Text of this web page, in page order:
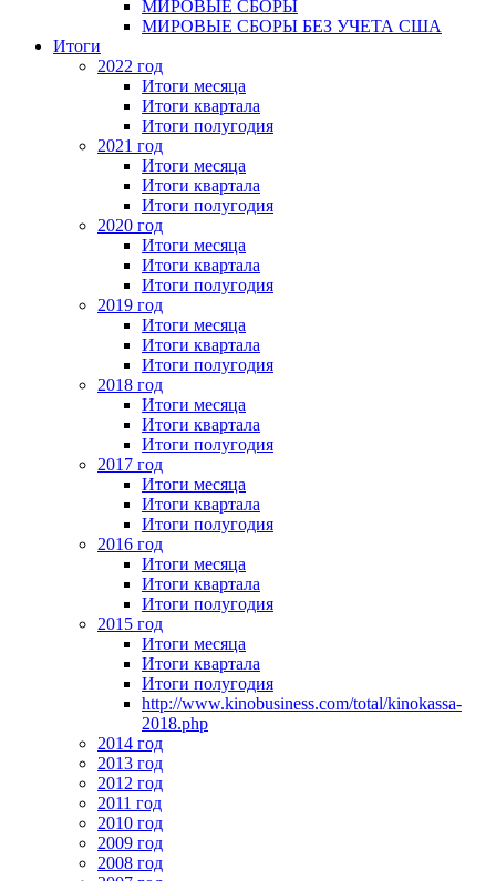
МИРОВЫЕ СБОРЫ
МИРОВЫЕ СБОРЫ БЕЗ УЧЕТА США
Итоги
2022 год
Итоги месяца
Итоги квартала
Итоги полугодия
2021 год
Итоги месяца
Итоги квартала
Итоги полугодия
2020 год
Итоги месяца
Итоги квартала
Итоги полугодия
2019 год
Итоги месяца
Итоги квартала
Итоги полугодия
2018 год
Итоги месяца
Итоги квартала
Итоги полугодия
2017 год
Итоги месяца
Итоги квартала
Итоги полугодия
2016 год
Итоги месяца
Итоги квартала
Итоги полугодия
2015 год
Итоги месяца
Итоги квартала
Итоги полугодия
http://www.kinobusiness.com/total/kinokassa-
2018.php
2014 год
2013 год
2012 год
2011 год
2010 год
2009 год
2008 год